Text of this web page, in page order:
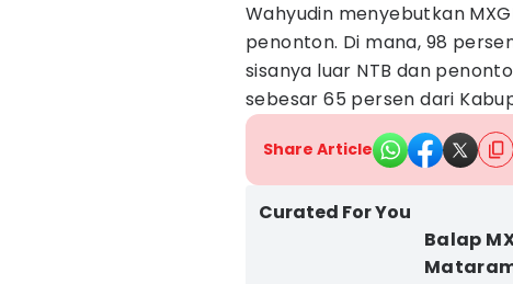
Wahyudin menyebutkan
penonton. Di mana, 98
sisanya luar NTB dan
sebesar 65 persen dari
Share Article
Curated For You
Balap